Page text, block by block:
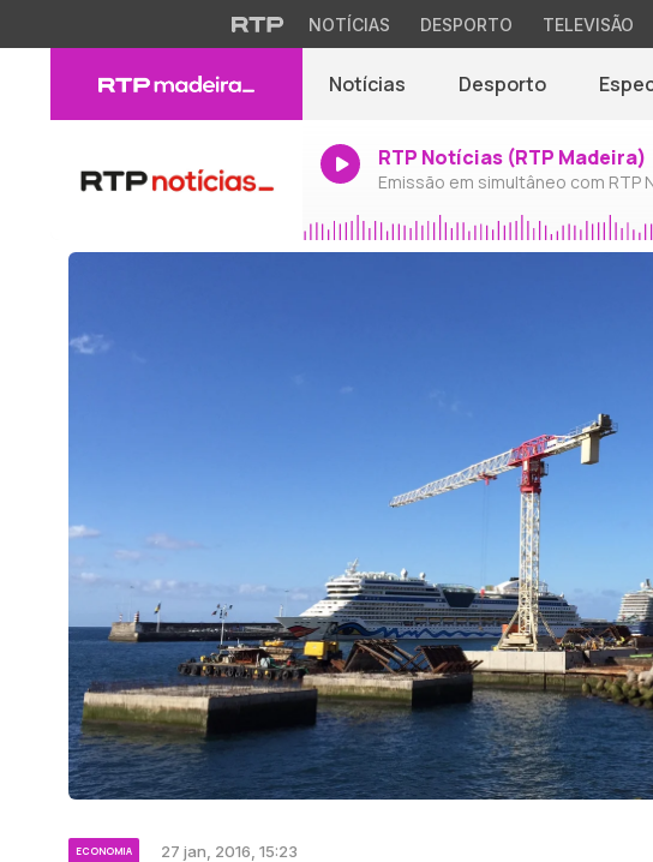
NOTÍCIAS DESPORTO TELEVISÃO
Notícias Desporto
RTP Notícias (RTP Madeira)
Emissão em simultâneo com RTP
ECONOMIA 27 jan, 2016, 15:23